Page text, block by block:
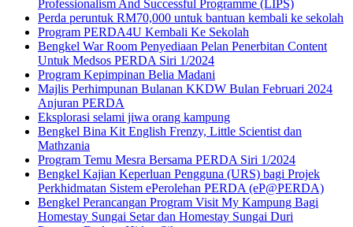
Professionalism And Successful Programme (LIPS)
Perda peruntuk RM70,000 untuk bantuan kembali ke sekolah
Program PERDA4U Kembali Ke Sekolah
Bengkel War Room Penyediaan Pelan Penerbitan Content
Untuk Medsos PERDA Siri 1/2024
Program Kepimpinan Belia Madani
Majlis Perhimpunan Bulanan KKDW Bulan Februari 2024
Anjuran PERDA
Eksplorasi selami jiwa orang kampung
Bengkel Bina Kit English Frenzy, Little Scientist dan
Mathzania
Program Temu Mesra Bersama PERDA Siri 1/2024
Bengkel Kajian Keperluan Pengguna (URS) bagi Projek
Perkhidmatan Sistem ePerolehan PERDA (eP@PERDA)
Bengkel Perancangan Program Visit My Kampung Bagi
Homestay Sungai Setar dan Homestay Sungai Duri